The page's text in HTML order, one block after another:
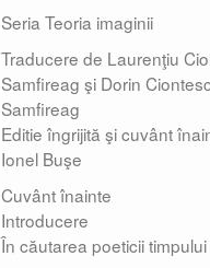
Seria Teoria imaginii
Traducere de Laurenţiu
Samfireag şi Dorin
Samfireag
Editie îngrijită şi cuvânt
Ionel Buşe
Cuvânt înainte
Introducere
În căutarea poeticii timpului